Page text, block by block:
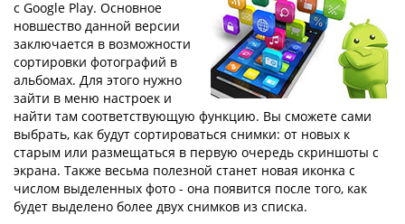
с Google Play. Основное
новшество данной версии
заключается в возможности
сортировки фотографий в
альбомах. Для этого нужно
зайти в меню настроек и
найти там соответствующую функцию. Вы сможете сами
выбрать, как будут сортироваться снимки: от новых к
старым или размещаться в первую очередь скриншоты с
экрана. Также весьма полезной станет новая иконка с
числом выделенных фото - она появится после того, как
будет выделено более двух снимков из списка.